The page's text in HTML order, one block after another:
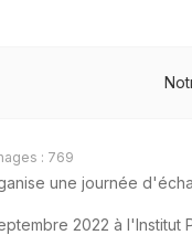
: 769
une journée
2022 à l'Institut